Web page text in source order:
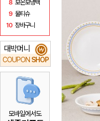
8 보온보냉백
9 물티슈
10 장바구니
대박머니
COUPON SHOP
₩
모바일에서도